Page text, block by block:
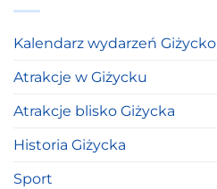
Kalendarz wydarzeń Giżycko
Atrakcje w Giżycku
Atrakcje blisko Giżycka
Historia Giżycka
Sport